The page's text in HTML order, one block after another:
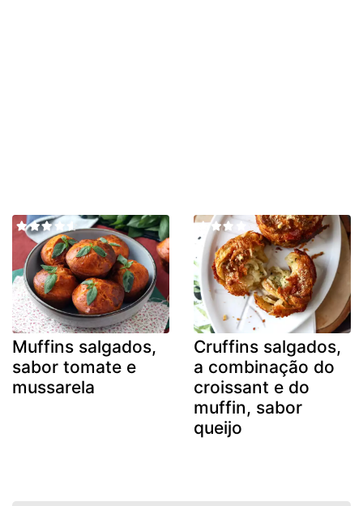
Muffins salgados,
sabor tomate e
mussarela
Cruffins salgados,
a combinação do
croissant e do
muffin, sabor
queijo